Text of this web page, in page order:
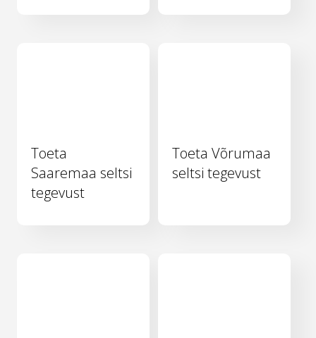
Toeta
Saaremaa seltsi
tegevust
Toeta Võrumaa
seltsi tegevust